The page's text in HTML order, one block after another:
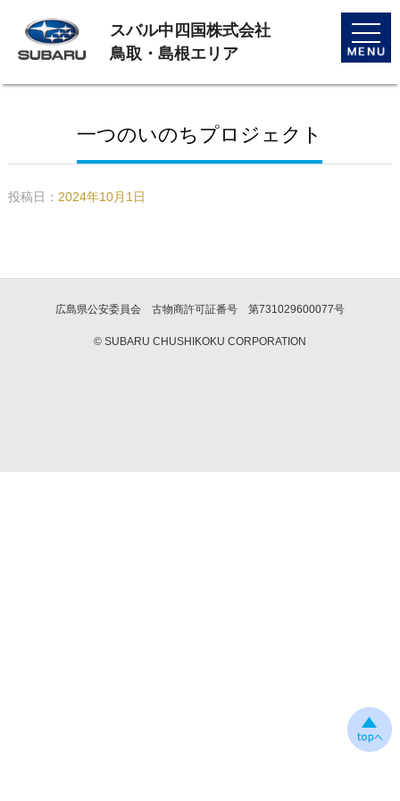
toggle
スバル中四国株式会社
鳥取・島根エリア
一つのいのちプロジェクト
投稿日： 2024年10月1日
広島県公安委員会 古物商許可証番号 第731029600077号
© SUBARU CHUSHIKOKU CORPORATION